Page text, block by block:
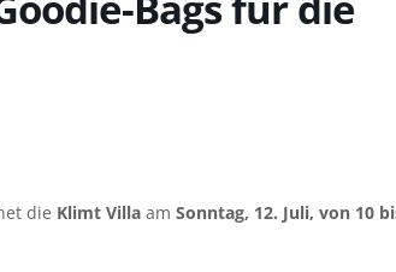
die Klimt Villa am Sonntag, 12. Juli, von 10